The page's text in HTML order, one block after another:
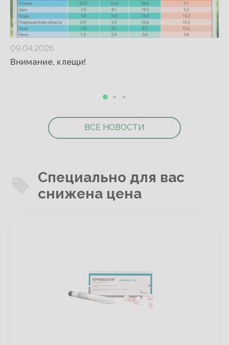
09.04.2026
Внимание, клещи!
ВСЕ НОВОСТИ
Специально для вас
снижена цена